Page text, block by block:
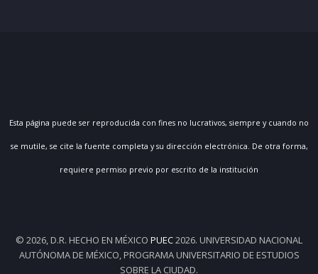
Esta página puede ser reproducida con fines no lucrativos, siempre y cuando no
se mutile, se cite la fuente completa y su dirección electrónica. De otra forma,
requiere permiso previo por escrito de la institución
© 2026, D.R. HECHO EN MÉXICO PUEC2026. UNIVERSIDAD NACIONAL
AUTÓNOMA DE MÉXICO, PROGRAMA UNIVERSITARIO DE ESTUDIOS
SOBRE LA CIUDAD.